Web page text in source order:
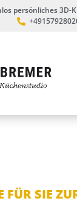
persönliches 3D-
FÜR SIE